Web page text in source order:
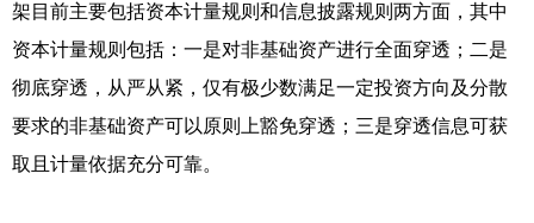
架目前主要包括资本计量规则和信息披露规则两方面，其中
资本计量规则包括：一是对非基础资产进行全面穿透；二是
彻底穿透，从严从紧，仅有极少数满足一定投资方向及分散
要求的非基础资产可以原则上豁免穿透；三是穿透信息可获
取且计量依据充分可靠。